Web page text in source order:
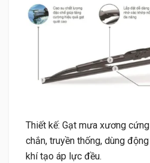
Thiết kế: Gạt mưa xương
chắn, truyền thống, dùng
khí tạo áp lực đều.